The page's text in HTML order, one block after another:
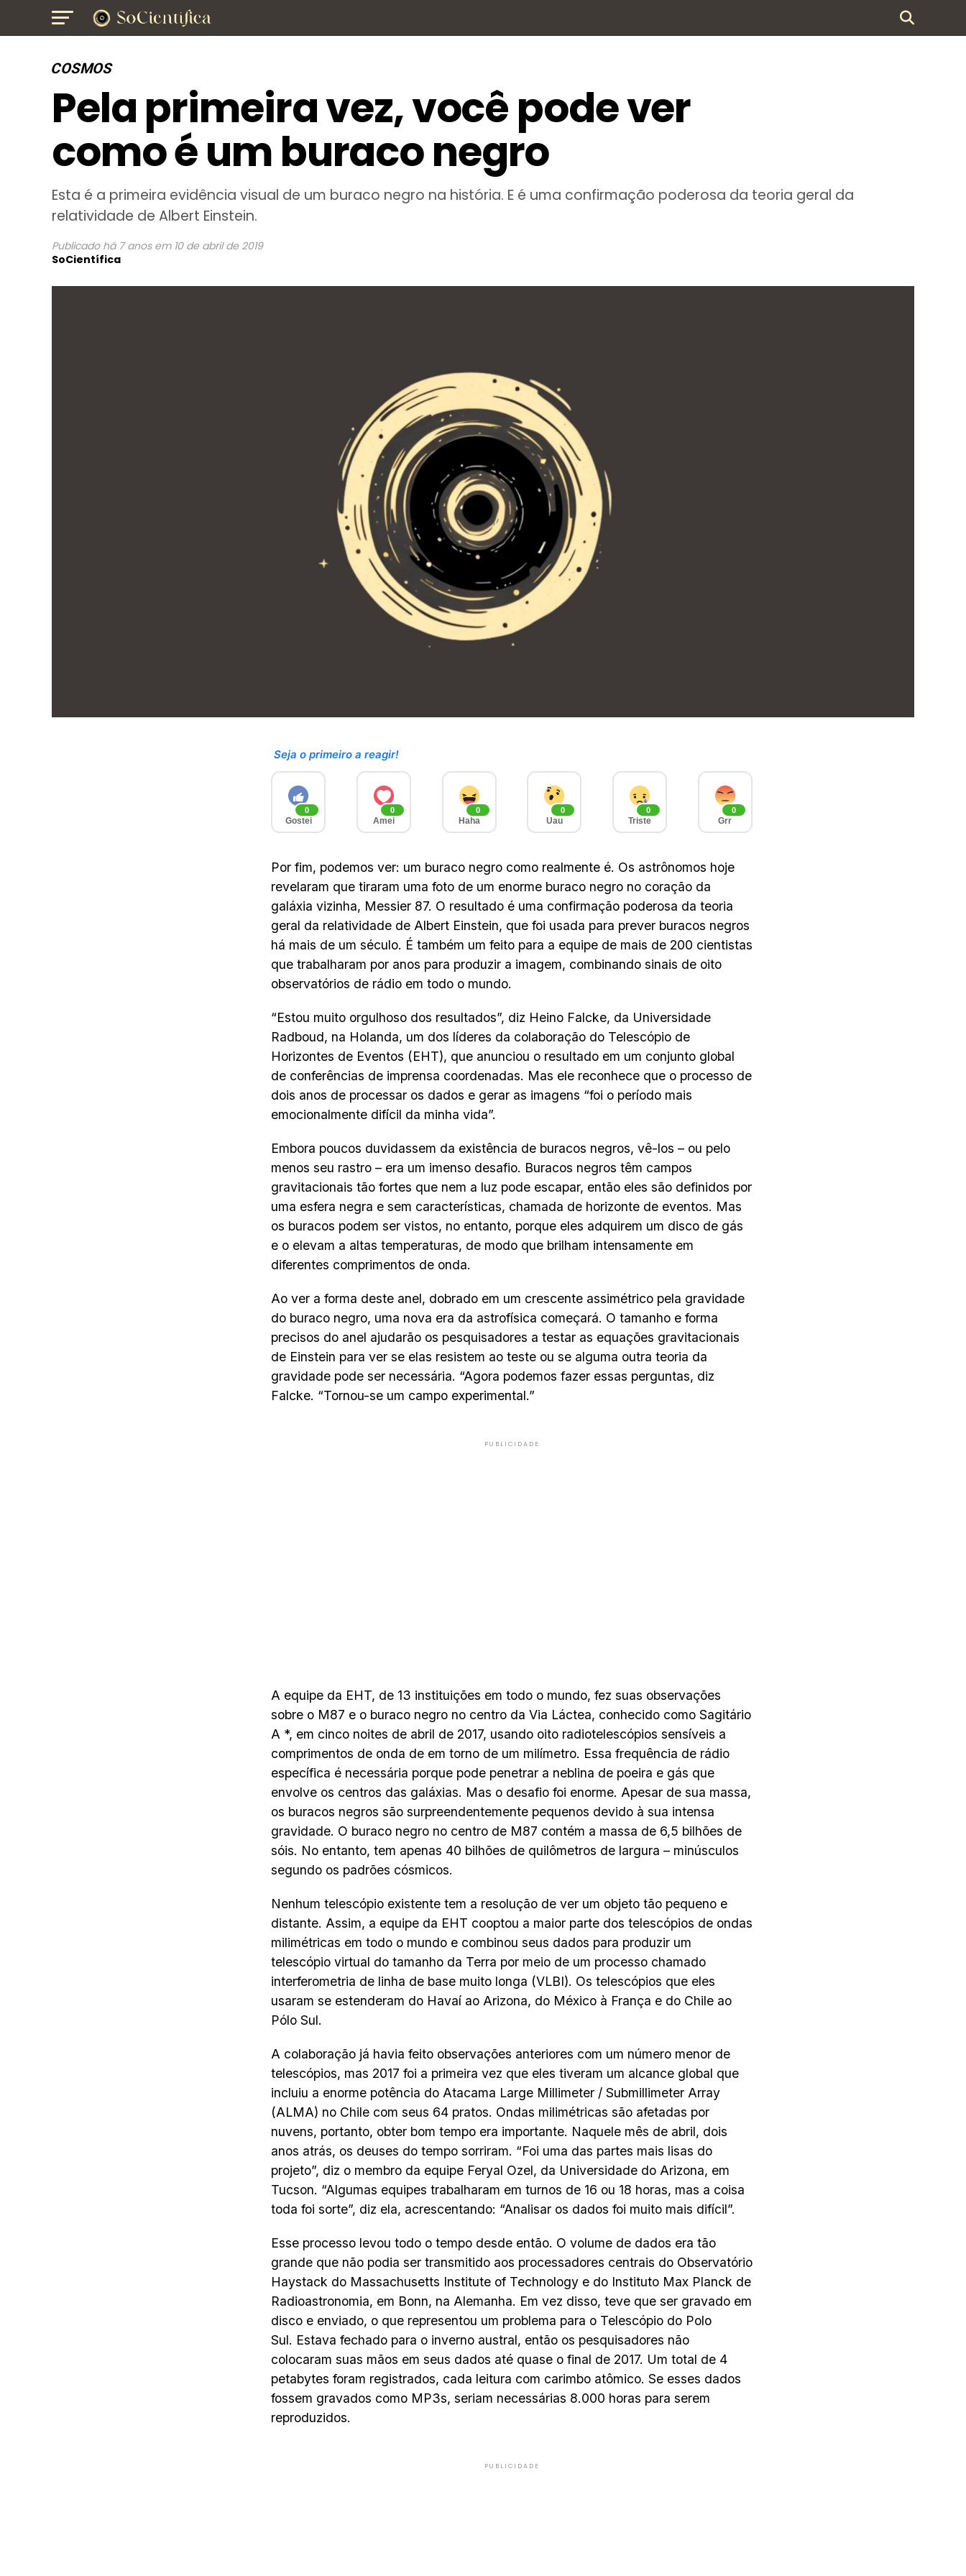
COSMOS
Pela primeira vez, você pode ver
como é um buraco negro
Esta é a primeira evidência visual de um buraco negro na história. E é uma confirmação poderosa da teoria geral da
relatividade de Albert Einstein.
Publicado há 7 anos em 10 de abril de 2019
SoCientífica
Seja o primeiro a reagir!
0
Gostei
0
Amei
0
Haha
0
Uau
0
Triste
0
Grr
Por fim, podemos ver: um buraco negro como realmente é. Os astrônomos hoje
revelaram que tiraram uma foto de um enorme buraco negro no coração da
galáxia vizinha, Messier 87. O resultado é uma confirmação poderosa da teoria
geral da relatividade de Albert Einstein, que foi usada para prever buracos negros
há mais de um século. É também um feito para a equipe de mais de 200 cientistas
que trabalharam por anos para produzir a imagem, combinando sinais de oito
observatórios de rádio em todo o mundo.
“Estou muito orgulhoso dos resultados”, diz Heino Falcke, da Universidade
Radboud, na Holanda, um dos líderes da colaboração do Telescópio de
Horizontes de Eventos (EHT), que anunciou o resultado em um conjunto global
de conferências de imprensa coordenadas. Mas ele reconhece que o processo de
dois anos de processar os dados e gerar as imagens “foi o período mais
emocionalmente difícil da minha vida”.
Embora poucos duvidassem da existência de buracos negros, vê-los – ou pelo
menos seu rastro – era um imenso desafio. Buracos negros têm campos
gravitacionais tão fortes que nem a luz pode escapar, então eles são definidos por
uma esfera negra e sem características, chamada de horizonte de eventos. Mas
os buracos podem ser vistos, no entanto, porque eles adquirem um disco de gás
e o elevam a altas temperaturas, de modo que brilham intensamente em
diferentes comprimentos de onda.
Ao ver a forma deste anel, dobrado em um crescente assimétrico pela gravidade
do buraco negro, uma nova era da astrofísica começará. O tamanho e forma
precisos do anel ajudarão os pesquisadores a testar as equações gravitacionais
de Einstein para ver se elas resistem ao teste ou se alguma outra teoria da
gravidade pode ser necessária. “Agora podemos fazer essas perguntas, diz
Falcke. “Tornou-se um campo experimental.”
PUBLICIDADE
A equipe da EHT, de 13 instituições em todo o mundo, fez suas observações
sobre o M87 e o buraco negro no centro da Via Láctea, conhecido como Sagitário
A *, em cinco noites de abril de 2017, usando oito radiotelescópios sensíveis a
comprimentos de onda de em torno de um milímetro. Essa frequência de rádio
específica é necessária porque pode penetrar a neblina de poeira e gás que
envolve os centros das galáxias. Mas o desafio foi enorme. Apesar de sua massa,
os buracos negros são surpreendentemente pequenos devido à sua intensa
gravidade. O buraco negro no centro de M87 contém a massa de 6,5 bilhões de
sóis. No entanto, tem apenas 40 bilhões de quilômetros de largura – minúsculos
segundo os padrões cósmicos.
Nenhum telescópio existente tem a resolução de ver um objeto tão pequeno e
distante. Assim, a equipe da EHT cooptou a maior parte dos telescópios de ondas
milimétricas em todo o mundo e combinou seus dados para produzir um
telescópio virtual do tamanho da Terra por meio de um processo chamado
interferometria de linha de base muito longa (VLBI). Os telescópios que eles
usaram se estenderam do Havaí ao Arizona, do México à França e do Chile ao
Pólo Sul.
A colaboração já havia feito observações anteriores com um número menor de
telescópios, mas 2017 foi a primeira vez que eles tiveram um alcance global que
incluiu a enorme potência do Atacama Large Millimeter / Submillimeter Array
(ALMA) no Chile com seus 64 pratos. Ondas milimétricas são afetadas por
nuvens, portanto, obter bom tempo era importante. Naquele mês de abril, dois
anos atrás, os deuses do tempo sorriram. “Foi uma das partes mais lisas do
projeto”, diz o membro da equipe Feryal Ozel, da Universidade do Arizona, em
Tucson. “Algumas equipes trabalharam em turnos de 16 ou 18 horas, mas a coisa
toda foi sorte”, diz ela, acrescentando: “Analisar os dados foi muito mais difícil”.
Esse processo levou todo o tempo desde então. O volume de dados era tão
grande que não podia ser transmitido aos processadores centrais do Observatório
Haystack do Massachusetts Institute of Technology e do Instituto Max Planck de
Radioastronomia, em Bonn, na Alemanha. Em vez disso, teve que ser gravado em
disco e enviado, o que representou um problema para o Telescópio do Polo
Sul. Estava fechado para o inverno austral, então os pesquisadores não
colocaram suas mãos em seus dados até quase o final de 2017. Um total de 4
petabytes foram registrados, cada leitura com carimbo atômico. Se esses dados
fossem gravados como MP3s, seriam necessárias 8.000 horas para serem
reproduzidos.
PUBLICIDADE